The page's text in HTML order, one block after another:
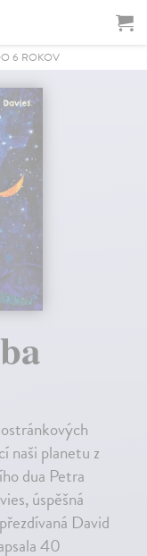
6 ROKOV
naši planetu z
dua Petra
úspěšná
David
40